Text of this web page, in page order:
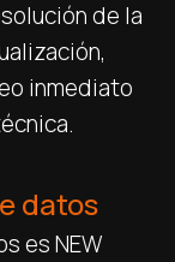
de la
inmediato
datos
es NEW